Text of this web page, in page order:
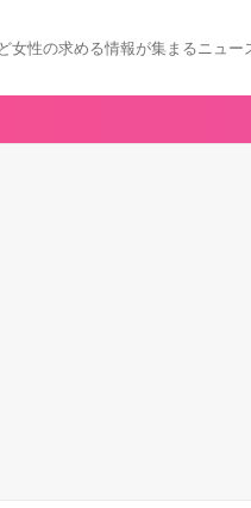
女性の求める情報が集まるニュー